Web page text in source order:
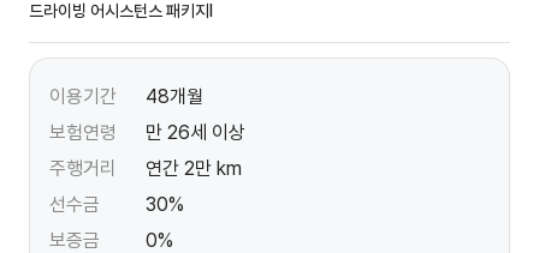
드라이빙 어시스턴스 패키지Ⅰ
이용기간
48개월
보험연령
만 26세 이상
주행거리
연간 2만 km
선수금
30%
보증금
0%